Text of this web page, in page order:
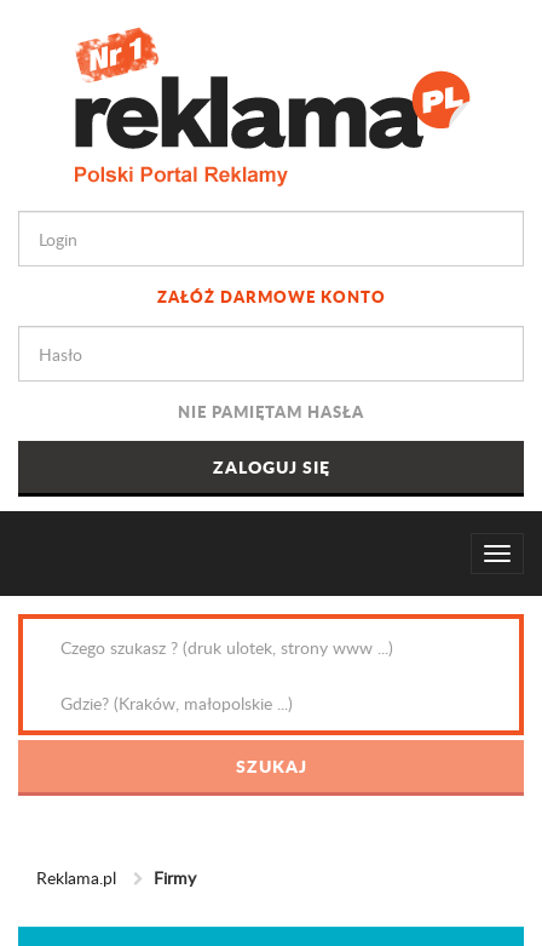
ZAŁÓŻ DARMOWE KONTO
NIE PAMIĘTAM HASŁA
Reklama.pl Firmy